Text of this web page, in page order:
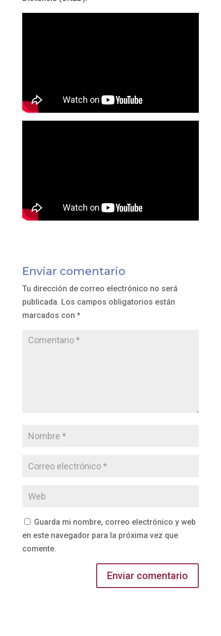
Enviar comentario
Tu dirección de correo electrónico no será
publicada. Los campos obligatorios están
marcados con *
Guarda mi nombre, correo electrónico y web
en este navegador para la próxima vez que
comente.